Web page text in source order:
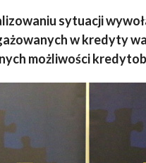
sytuacji
w kredyty
możliwości